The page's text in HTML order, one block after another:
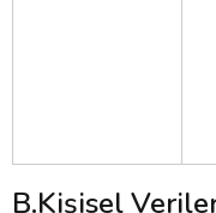
B.Kişisel